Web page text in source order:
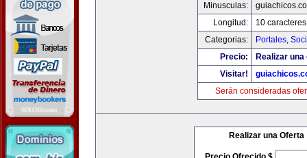
Minusculas:
Longitud:
10 caracteres
Categorias:
Portales,
Precio:
Realizar
Visitar!
Serán consideradas
Realizar una Oferta